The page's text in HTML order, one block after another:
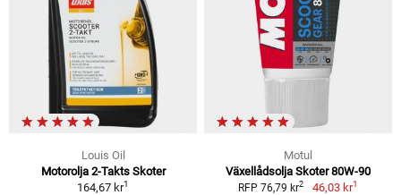
Louis Oil
Motorolja 2-Takts Skoter
164,67 kr1
Motul
Växellådsolja Skoter 80W-90
RFP 76,79 kr2 46,03 kr1